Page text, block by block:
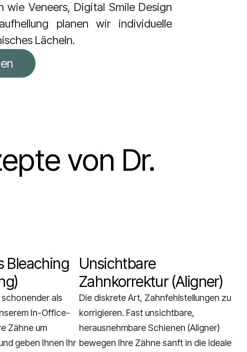
wie Veneers, Digital Smile Design
planen wir individuelle
Lächeln.
von Dr.
Bleaching
als
In-Office-
Zähne um
geben Ihnen Ihr
Unsichtbare
Zahnkorrektur (Aligner)
Die diskrete Art, Zahnfehlstellungen zu
korrigieren. Fast unsichtbare,
herausnehmbare Schienen (Aligner)
bewegen Ihre Zähne sanft in die ideale